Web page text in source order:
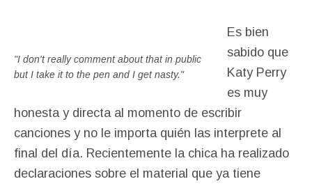
"I don't really comment about that in public
but I take it to the pen and I get nasty."
Es bien
sabido que
Katy Perry
es muy
honesta y directa al momento de escribir
canciones y no le importa quién las interprete al
final del día. Recientemente la chica ha realizado
declaraciones sobre el material que ya tiene